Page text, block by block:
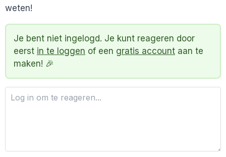
weten!
Je bent niet ingelogd. Je kunt reageren door
eerst in te loggen of een gratis account aan te
maken! 🎉